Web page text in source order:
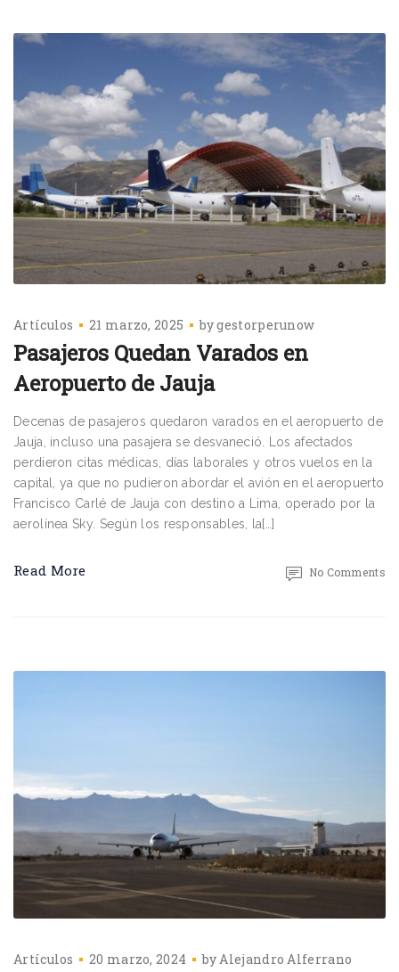
Artículos 21 marzo, 2025 bygestorperunow
Pasajeros Quedan Varados en
Aeropuerto de Jauja
Decenas de pasajeros quedaron varados en el aeropuerto de
Jauja, incluso una pasajera se desvaneció. Los afectados
perdieron citas médicas, días laborales y otros vuelos en la
capital, ya que no pudieron abordar el avión en el aeropuerto
Francisco Carlé de Jauja con destino a Lima, operado por la
aerolínea Sky. Según los responsables, la[…]
Read More No Comments
Artículos 20 marzo, 2024 byAlejandro Alferrano